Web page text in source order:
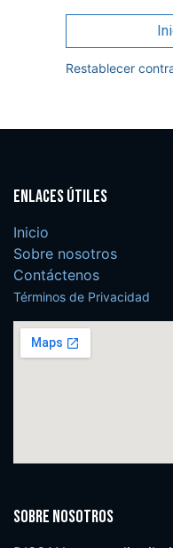
Restablecer
Enlaces útiles
Inicio
Sobre nosotros
Contáctenos
Términos de Privacidad
Sobre nosotros